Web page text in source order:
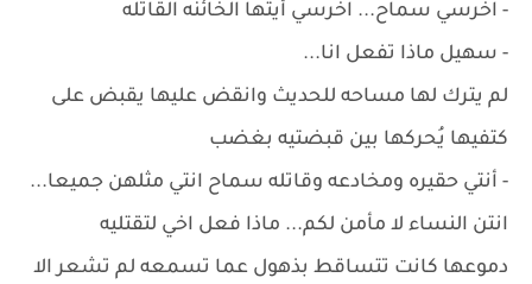
- اخرسي سماح... اخرسي أيتها الخائنه القاتله
- سهيل ماذا تفعل انا...
لم يترك لها مساحه للحديث وانقض عليها يقبض على
كتفيها يُحركها بين قبضتيه بغضب
- أنتي حقيره ومخادعه وقاتله سماح انتي مثلهن جميعا...
انتن النساء لا مأمن لكم... ماذا فعل اخي لتقتليه
دموعها كانت تتساقط بذهول عما تسمعه لم تشعر الا